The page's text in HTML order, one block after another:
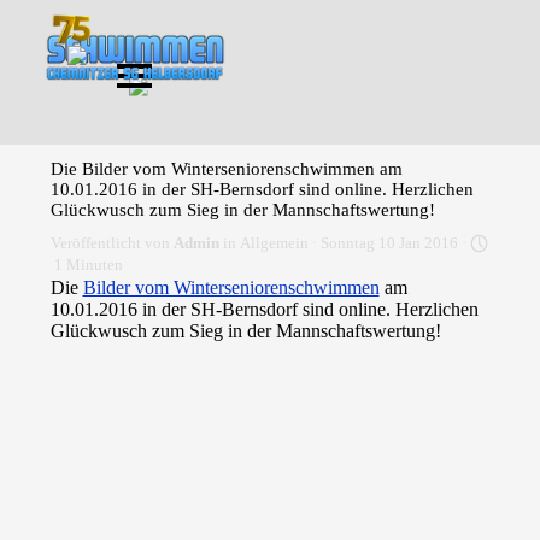
Menü überspringen
Die Bilder vom Winterseniorenschwimmen am
10.01.2016 in der SH-Bernsdorf sind online. Herzlichen
Glückwusch zum Sieg in der Mannschaftswertung!
Veröffentlicht von Admin in Allgemein · Sonntag 10 Jan 2016 ·
1 Minuten
Die Bilder vom Winterseniorenschwimmen am
10.01.2016 in der SH-Bernsdorf sind online. Herzlichen
Glückwusch zum Sieg in der Mannschaftswertung!